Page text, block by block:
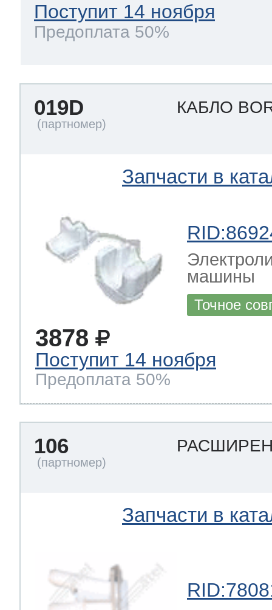
Поступит 14 ноября
Предоплата 50%
019D КАБЛО
Запчасти в
машины
Точное
3878
Поступит 14 ноября
Предоплата 50%
106
Запчасти в